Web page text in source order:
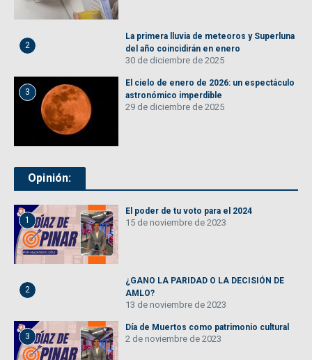
2
La primera lluvia de meteoros y Superluna
del año coincidirán en enero
30 de diciembre de 2025
3
El cielo de enero de 2026: un espectáculo
astronómico imperdible
29 de diciembre de 2025
Opinión:
1
El poder de tu voto para el 2024
15 de noviembre de 2023
2
¿GANO LA PARIDAD O LA DECISIÓN DE
AMLO?
13 de noviembre de 2023
3
Día de Muertos como patrimonio cultural
2 de noviembre de 2023